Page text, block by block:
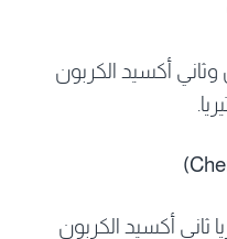
أكسيد الكربون
ثاني أكسيد الكربون